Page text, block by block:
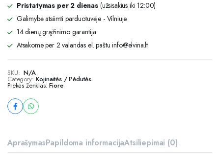
Pristatymas per 2 dienas (užsisakius iki 12:00)
Galimybė atsiimti parduotuvėje - Vilniuje
14 dienų grąžinimo garantija
Atsakome per 2 valandas el. paštu info@elvina.lt
SKU: N/A
Category: Kojinaitės / Pėdutės
Prekės ženklas:Fiore
AprašymasPapildoma informacijaAtsiliepimai (0)